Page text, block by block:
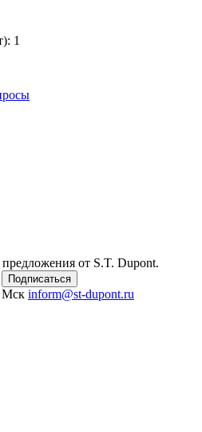
1
от S.T. Dupont.
Подписаться
Мск inform@st-dupont.ru